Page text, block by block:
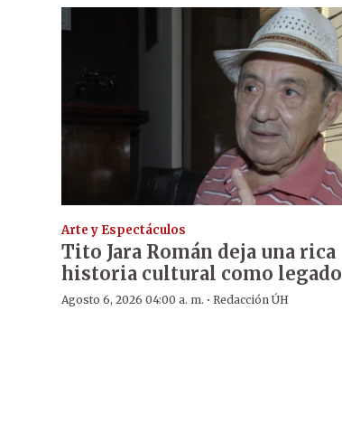
Arte y Espectáculos
Tito Jara Román deja una rica
historia cultural como legado
Agosto 6, 2026 04:00 a. m. · Redacción ÚH